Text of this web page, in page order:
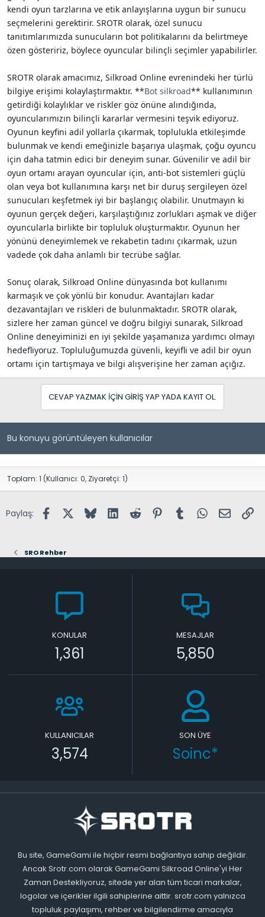
kendi oyun tarzlarına ve etik anlayışlarına uygun bir sunucu
seçmelerini gerektirir. SROTR olarak, özel sunucu
tanıtımlarımızda sunucuların bot politikalarını da belirtmeye
özen gösteririz, böylece oyuncular bilinçli seçimler yapabilirler.
SROTR olarak amacımız, Silkroad Online evrenindeki her türlü
bilgiye erişimi kolaylaştırmaktır. **Bot silkroad** kullanımının
getirdiği kolaylıklar ve riskler göz önüne alındığında,
oyuncularımızın bilinçli kararlar vermesini teşvik ediyoruz.
Oyunun keyfini adil yollarla çıkarmak, toplulukla etkileşimde
bulunmak ve kendi emeğinizle başarıya ulaşmak, çoğu oyuncu
için daha tatmin edici bir deneyim sunar. Güvenilir ve adil bir
oyun ortamı arayan oyuncular için, anti-bot sistemleri güçlü
olan veya bot kullanımına karşı net bir duruş sergileyen özel
sunucuları keşfetmek iyi bir başlangıç olabilir. Unutmayın ki
oyunun gerçek değeri, karşılaştığınız zorlukları aşmak ve diğer
oyuncularla birlikte bir topluluk oluşturmaktır. Oyunun her
yönünü deneyimlemek ve rekabetin tadını çıkarmak, uzun
vadede çok daha anlamlı bir tecrübe sağlar.
Sonuç olarak, Silkroad Online dünyasında bot kullanımı
karmaşık ve çok yönlü bir konudur. Avantajları kadar
dezavantajları ve riskleri de bulunmaktadır. SROTR olarak,
sizlere her zaman güncel ve doğru bilgiyi sunarak, Silkroad
Online deneyiminizi en iyi şekilde yaşamanıza yardımcı olmayı
hedefliyoruz. Topluluğumuzda güvenli, keyifli ve adil bir oyun
ortamı için tartışmaya ve bilgi alışverişine her zaman açığız.
CEVAP YAZMAK IÇIN GIRIŞ YAP YADA KAYIT OL.
Bu konuyu görüntüleyen kullanıcılar
Toplam: 1 (Kullanıcı: 0, Ziyaretçi: 1)
Paylaş: FacebookX (Twitter)
BlueskyLinkedInReddit PinterestTumblr WhatsApp
E-posta
SRO Rehber
KONULAR
1,361
MESAJLAR
5,850
KULLANICILAR
3,574
SON ÜYE
Soinc*
Bu site, GameGami ile hiçbir resmi bağlantıya sahip değildir.
Ancak Srotr.com olarak GameGami Silkroad Online'yi Her
Zaman Destekliyoruz, sitede yer alan tüm ticari markalar,
logolar ve içerikler ilgili sahiplerine aittir. srotr.com yalnızca
topluluk paylaşımı, rehber ve bilgilendirme amacıyla